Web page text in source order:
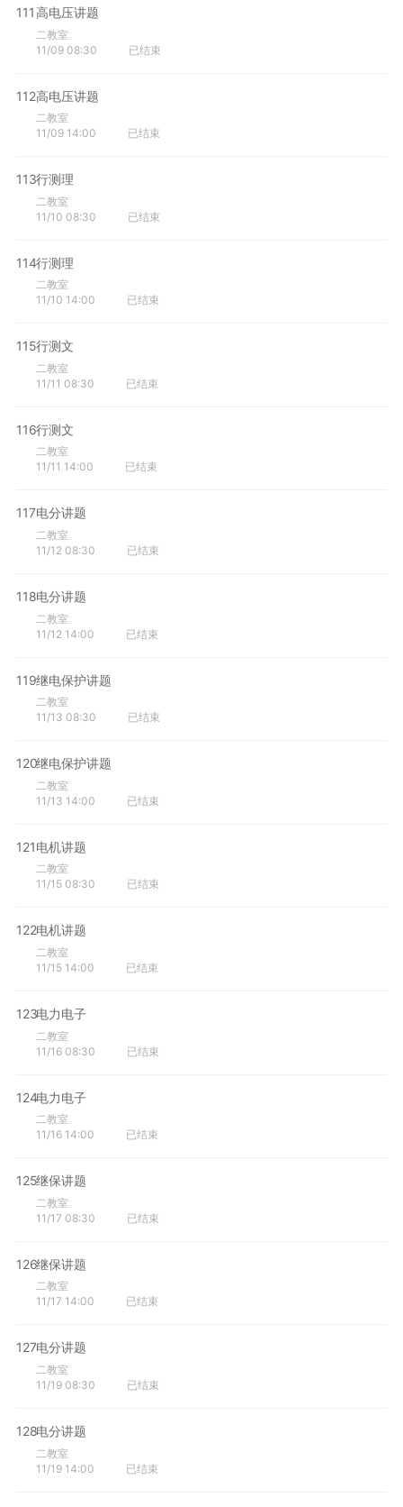
111高电压讲题
二教室
11/09 08:30
已结束
112高电压讲题
二教室
11/09 14:00
已结束
113行测理
二教室
11/10 08:30
已结束
114行测理
二教室
11/10 14:00
已结束
115行测文
二教室
11/11 08:30
已结束
116行测文
二教室
11/11 14:00
已结束
117电分讲题
二教室
11/12 08:30
已结束
118电分讲题
二教室
11/12 14:00
已结束
119继电保护讲题
二教室
11/13 08:30
已结束
120继电保护讲题
二教室
11/13 14:00
已结束
121电机讲题
二教室
11/15 08:30
已结束
122电机讲题
二教室
11/15 14:00
已结束
123电力电子
二教室
11/16 08:30
已结束
124电力电子
二教室
11/16 14:00
已结束
125继保讲题
二教室
11/17 08:30
已结束
126继保讲题
二教室
11/17 14:00
已结束
127电分讲题
二教室
11/19 08:30
已结束
128电分讲题
二教室
11/19 14:00
已结束